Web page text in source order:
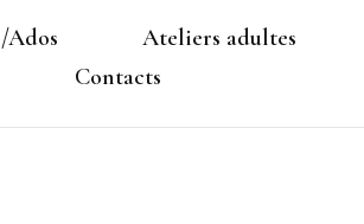
Ateliers adultes
Contacts